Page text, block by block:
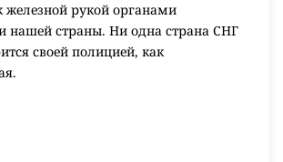
железной рукой органами
нашей страны. Ни одна страна СНГ
своей полицией, как